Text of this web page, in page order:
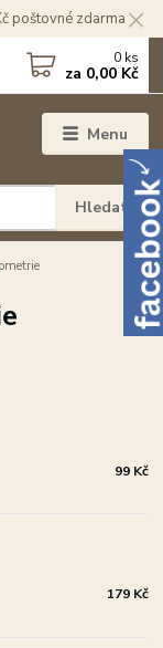
poštovné zdarma
Menu
Hledat
0 ks
za 0,00 Kč
99 Kč
179 Kč